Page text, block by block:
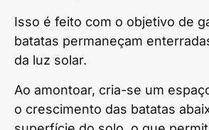
Isso é feito com o objetivo de
batatas permaneçam
da luz solar.
Ao amontoar, cria-se um
o crescimento das batatas